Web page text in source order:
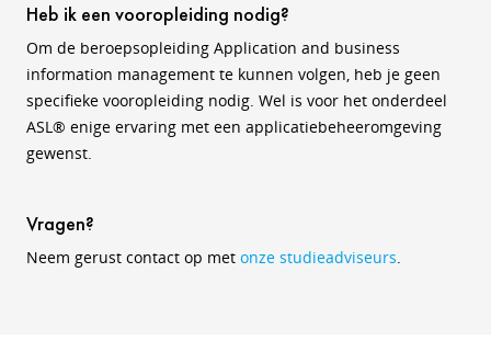
Heb ik een vooropleiding nodig?
Om de beroepsopleiding Application and business
information management te kunnen volgen, heb je geen
specifieke vooropleiding nodig. Wel is voor het onderdeel
ASL® enige ervaring met een applicatiebeheeromgeving
gewenst.
Vragen?
Neem gerust contact op met onze studieadviseurs.